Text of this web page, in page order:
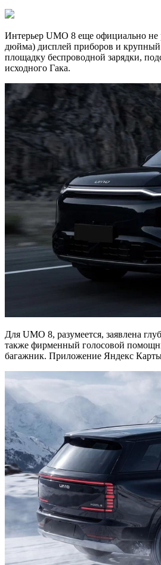
Интерьер UMO 8 еще официально не
дюйма) дисплей приборов и
площадку беспроводной зарядки,
исходного Гака.
Для UMO 8, разумеется, заявлена
также фирменный голосовой
багажник. Приложение Яндекс